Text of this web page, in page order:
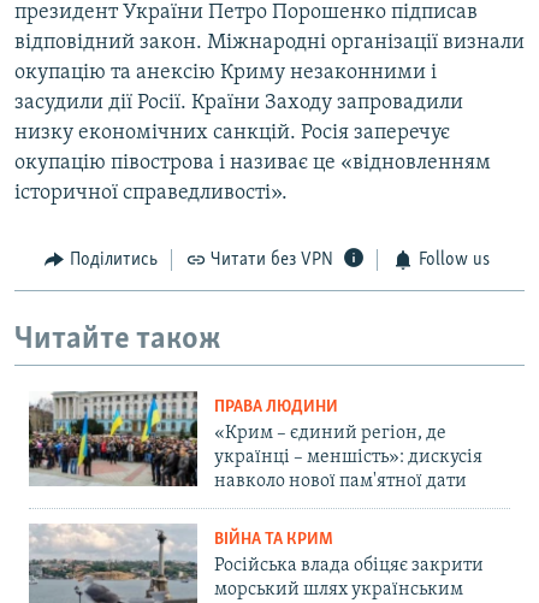
президент України Петро Порошенко підписав
відповідний закон. Міжнародні організації визнали
окупацію та анексію Криму незаконними і
засудили дії Росії. Країни Заходу запровадили
низку економічних санкцій. Росія заперечує
окупацію півострова і називає це «відновленням
історичної справедливості».
Поділитись Читати без VPN Follow us
Читайте також
ПРАВА ЛЮДИНИ
«Крим – єдиний регіон, де
українці – меншість»: дискусія
навколо нової пам'ятної дати
ВІЙНА ТА КРИМ
Російська влада обіцяє закрити
морський шлях українським